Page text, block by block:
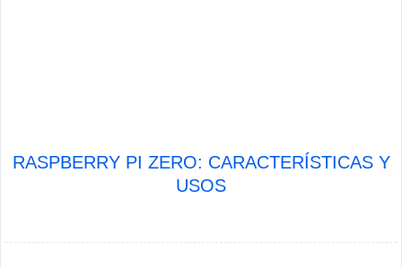
RASPBERRY PI ZERO: CARACTERÍSTICAS Y
USOS